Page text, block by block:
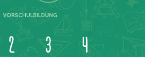
VORSCHULBILDUNG
2 3 4